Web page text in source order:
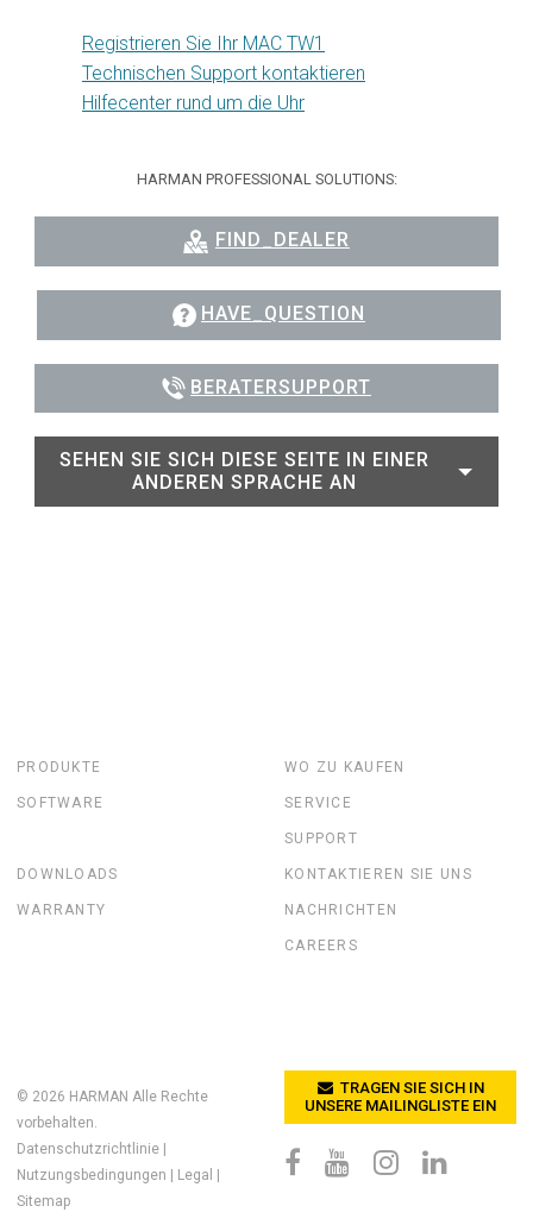
Registrieren Sie Ihr MAC TW1
Technischen Support kontaktieren
Hilfecenter rund um die Uhr
HARMAN PROFESSIONAL SOLUTIONS:
FIND_DEALER
HAVE_QUESTION
BERATERSUPPORT
SEHEN SIE SICH DIESE SEITE IN EINER
ANDEREN SPRACHE AN
PRODUKTE
SOFTWARE
WO ZU KAUFEN
SERVICE
SUPPORT
DOWNLOADS
WARRANTY
KONTAKTIEREN SIE UNS
NACHRICHTEN
CAREERS
© 2026 HARMAN Alle Rechte
vorbehalten.
Datenschutzrichtlinie
Nutzungsbedingungen
Legal
Sitemap
TRAGEN SIE SICH IN
UNSERE MAILINGLISTE EIN